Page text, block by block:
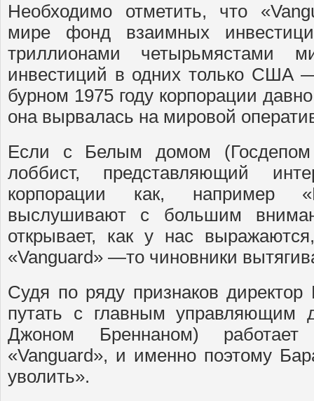
Необходимо отметить, что
мире фонд взаимных
триллионами четырьмястами
инвестиций в одних только США
бурном 1975 году корпорации
она вырвалась на мировой
Если с Белым домом
лоббист, представляющий
корпорации как, например
выслушивают с большим
открывает, как у нас
«Vanguard» —то чиновники
Судя по ряду признаков
путать с главным управляющим
Джоном Бреннаном) работает
«Vanguard», и именно поэтому
уволить».